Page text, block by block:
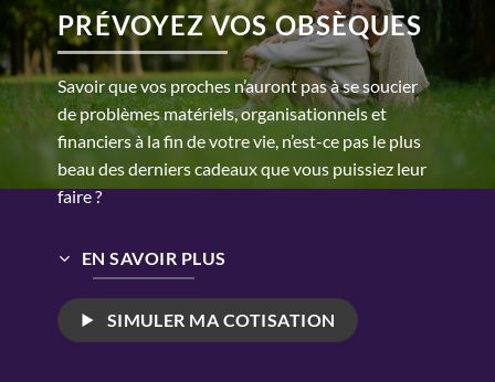
PRÉVOYEZ VOS OBSÈQUES
Savoir que vos proches n’auront pas à se soucier
de problèmes matériels, organisationnels et
financiers à la fin de votre vie, n’est-ce pas le plus
beau des derniers cadeaux que vous puissiez leur
faire ?
EN SAVOIR PLUS
SIMULER MA COTISATION